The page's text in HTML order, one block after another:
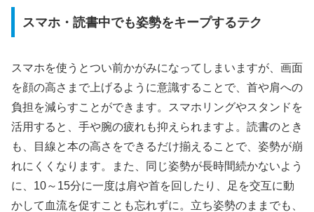
スマホ・読書中でも姿勢をキープするテク
スマホを使うとつい前かがみになってしまいますが、画面
を顔の高さまで上げるように意識することで、首や肩への
負担を減らすことができます。スマホリングやスタンドを
活用すると、手や腕の疲れも抑えられますよ。読書のとき
も、目線と本の高さをできるだけ揃えることで、姿勢が崩
れにくくなります。また、同じ姿勢が長時間続かないよう
に、10～15分に一度は肩や首を回したり、足を交互に動
かして血流を促すことも忘れずに。立ち姿勢のままでも、